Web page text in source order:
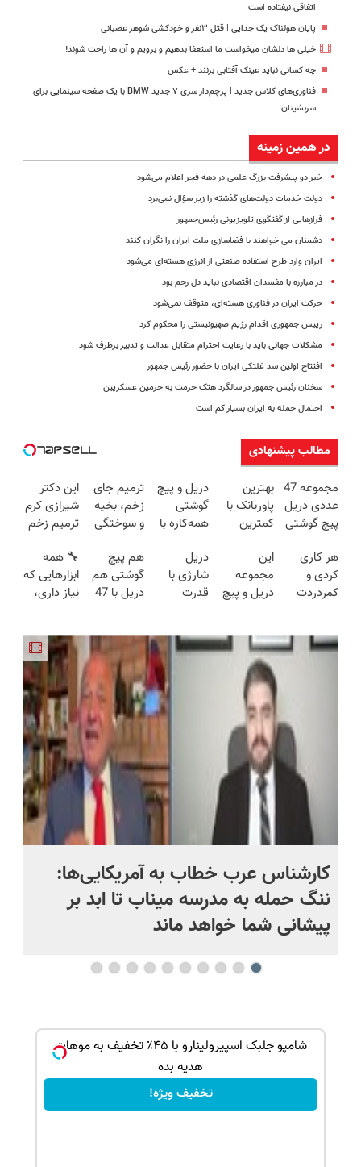
اتفاقی نیفتاده است
پایان هولناک یک جدایی | قتل ۳نفر و خودکشی شوهر عصبانی
خیلی ها دلشان میخواست ما استعفا بدهیم و برویم و آن ها راحت شوند!
چه کسانی نباید عینک آفتابی بزنند + عکس
فناوری‌های کلاس جدید | پرچم‌دار سری ۷ جدید BMW با یک صفحه سینمایی برای
سرنشینان
در همین زمینه
خبر دو پیشرفت بزرگ علمی در دهه فجر اعلام می‌شود
دولت خدمات دولت‌های گذشته را زیر سؤال نمی‌برد
فرازهایی از گفتگوی تلویزیونی رئیس‌جمهور
دشمنان می خواهند با فضاسازی ملت ایران را نگران کنند
ایران وارد طرح استفاده صنعتی از انرژی هسته‌ای می‌شود
در مبارزه با مفسدان اقتصادی نباید دل رحم بود
حرکت ایران در فناوری هسته‌ای، متوقف نمی‌شود
رییس جمهوری اقدام رژیم صهیونیستی را محکوم کرد
مشکلات‌ جهانی‌ باید با رعایت‌ احترام‌ متقابل عدالت‌ و تدبیر برطرف‌ شود
افتتاح اولین سد غلتکی ایران با حضور رئیس جمهور
سخنان رئیس جمهور در سالگرد هتک حرمت به حرمین عسکریین
احتمال حمله به ایران بسیار کم است
مطالب پیشنهادی
مجموعه 47
عددی دریل
پیچ گوشتی
(تخفیف به
مدت
محدود)
بهترین
پاوربانک با
کمترین
دریل و پیچ
گوشتی
همه‌کاره با
هوشمند ⚙️
(نصف
قیمت بازار
ترمیم جای
زخم، بخیه
و سوختگی
هفته!!😍
این دکتر
شیرازی کرم
ترمیم زخم
ساخت!!!
هر کاری
کردی و
کمردردت
پرسشنامه و
این
مجموعه
دریل و پیچ
نصف قیمت
بخر!😉
دریل
شارژی با
قدرت
با گارانتی
هم پیچ
گوشتی هم
دریل با 47
تخفیف داره
بخرش!🔥
🔧 همه
ابزارهایی که
نیاز داری،
تخفیف به
مدت
محدود
کارشناس عرب خطاب به آمریکایی‌ها:
ننگ حمله به مدرسه میناب تا ابد بر
پیشانی شما خواهد ماند
شامپو جلبک اسپیرولینارو با ۴۵٪ تخفیف به موهات
هدیه بده
تخفیف ویژه!